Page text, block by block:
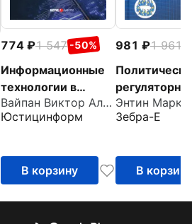
774 1 547 -50%
Информационные
технологии в
юридической
деятельности.
информатика в
цифровую эпоху.
Часть 2
Вайпан Виктор Алексеевич
Юстицинформ
В корзину
981 1 961
обеспечение
мировых
процессов -
Зебра-Е
В корзину